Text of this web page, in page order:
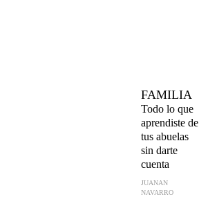
FAMILIA
Todo lo que
aprendiste de
tus abuelas
sin darte
cuenta
JUANAN
NAVARRO